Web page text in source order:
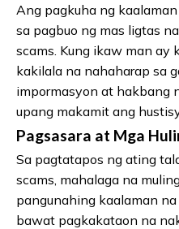
Ang pagkuha ng
sa pagbuo ng mas ligtas
scams. Kung ikaw man ay
kakilala na nahaharap sa
impormasyon at hakbang
upang makamit ang
Pagsasara at Mga
Sa pagtatapos ng ating
scams, mahalaga na
pangunahing kaalaman
bawat pagkakataon na